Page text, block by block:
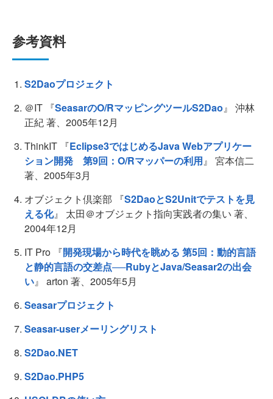
参考資料
S2Daoプロジェクト
＠IT 『SeasarのO/RマッピングツールS2Dao』 沖林
正紀 著、2005年12月
ThinkIT 『Eclipse3ではじめるJava Webアプリケー
ション開発 第9回：O/Rマッパーの利用』 宮本信二
著、2005年3月
オブジェクト倶楽部 『S2DaoとS2Unitでテストを見
える化』 太田＠オブジェクト指向実践者の集い 著、
2004年12月
IT Pro 『開発現場から時代を眺める 第5回：動的言語
と静的言語の交差点──RubyとJava/Seasar2の出会
い』 arton 著、2005年5月
Seasarプロジェクト
Seasar-userメーリングリスト
S2Dao.NET
S2Dao.PHP5